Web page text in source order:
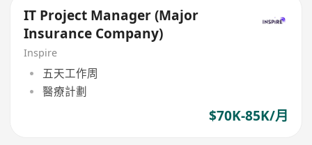
IT Project Manager (Major
Insurance Company)
Inspire
五天工作周
醫療計劃
$70K-85K/月